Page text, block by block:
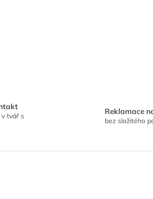
tvář s
Reklamace
bez složitého